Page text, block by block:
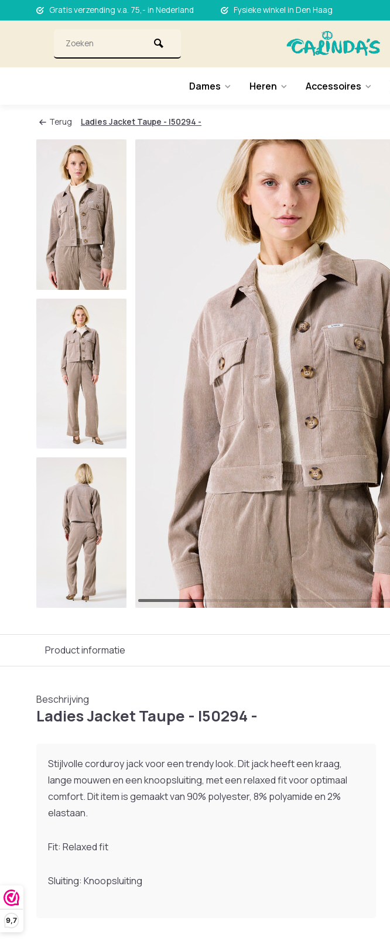
9,7
Gratis verzending v.a. 75,- in Nederland Fysieke winkel in Den Haag
Dames Heren Accessoires
Terug Ladies Jacket Taupe - I50294 -
Product informatie
Beschrijving
Ladies Jacket Taupe - I50294 -
Stijlvolle corduroy jack voor een trendy look. Dit jack heeft een kraag,
lange mouwen en een knoopsluiting, met een relaxed fit voor optimaal
comfort. Dit item is gemaakt van 90% polyester, 8% polyamide en 2%
elastaan.
Fit: Relaxed fit
Sluiting: Knoopsluiting